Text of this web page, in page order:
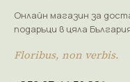
Онлайн магазин за
подаръци в цяла
Floribus, non verbis.